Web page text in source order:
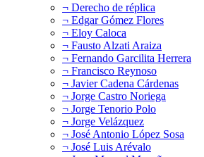
¬ Derecho de réplica
¬ Edgar Gómez Flores
¬ Eloy Caloca
¬ Fausto Alzati Araiza
¬ Fernando Garcilita Herrera
¬ Francisco Reynoso
¬ Javier Cadena Cárdenas
¬ Jorge Castro Noriega
¬ Jorge Tenorio Polo
¬ Jorge Velázquez
¬ José Antonio López Sosa
¬ José Luis Arévalo